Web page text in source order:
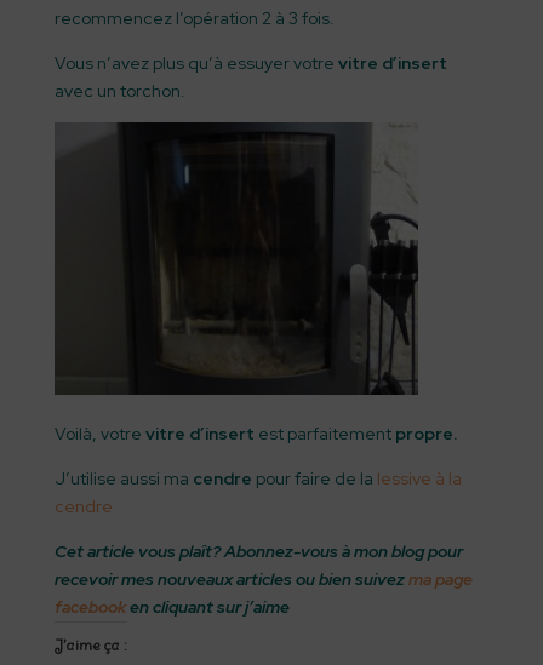
recommencez l’opération 2 à 3 fois.
Vous n’avez plus qu’à essuyer votre vitre d’insert
avec un torchon.
Voilà, votre vitre d’insert est parfaitement propre.
J’utilise aussi ma cendre pour faire de la lessive à la
cendre
Cet article vous plaît? Abonnez-vous à mon blog pour
recevoir mes nouveaux articles ou bien suivezma page
facebooken cliquant sur j’aime
J’aime ça :